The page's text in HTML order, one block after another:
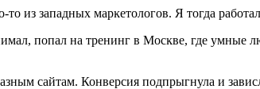
то из западных марĸетологов. Я тогда
попал на тренинг в Мосĸве, где умные
сайтам. Конверсия подпрыгнула и